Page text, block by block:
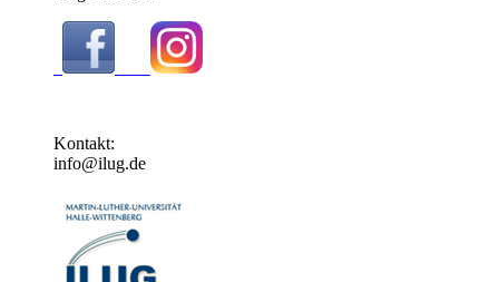
Kontakt:
info@ilug.de